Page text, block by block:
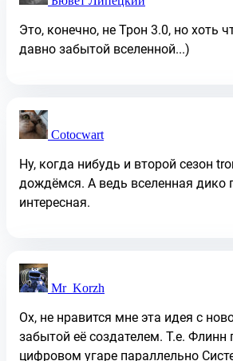
Это, конечно, не Трон 3.0, но хоть
давно забытой вселенной...)
Cotocwart
Ну, когда нибудь и второй сезон
дождёмся. А ведь вселенная дико
интересная.
Mr_Korzh
Ох, не нравится мне эта идея с
забытой её создателем. Т.е. Флинн
цифровом угаре параллельно